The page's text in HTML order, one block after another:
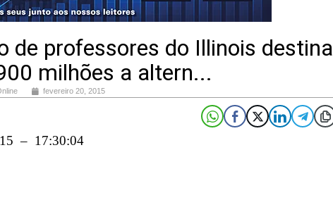
de professores do Illinois destina
milhões a altern...
fevereiro 20, 2015
– 17:30:04